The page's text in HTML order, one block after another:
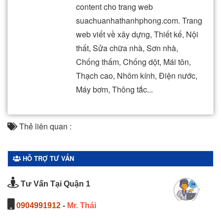
content cho trang web
suachuanhathanhphong.com. Trang
web viết về xây dựng, Thiết kế, Nội
thất, Sửa chữa nhà, Sơn nhà,
Chống thấm, Chống dột, Mái tôn,
Thạch cao, Nhôm kính, Điện nước,
Máy bơm, Thông tắc...
Thẻ liên quan :
HỖ TRỢ TƯ VẤN
Tư Vấn Tại Quận 1
0904991912 - Mr. Thái